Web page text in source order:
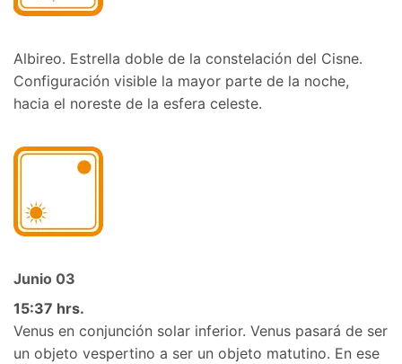
Albireo. Estrella doble de la constelación del Cisne.
Configuración visible la mayor parte de la noche,
hacia el noreste de la esfera celeste.
Junio 03
15:37 hrs.
Venus en conjunción solar inferior. Venus pasará de ser
un objeto vespertino a ser un objeto matutino. En ese